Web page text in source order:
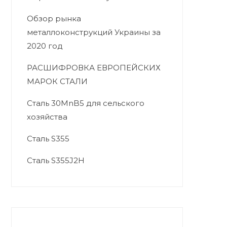
Обзор рынка
металлоконструкций Украины за
2020 год
РАСШИФРОВКА ЕВРОПЕЙСКИХ
МАРОК СТАЛИ
Сталь 30MnB5 для сельского
хозяйства
Сталь S355
Сталь S355J2H